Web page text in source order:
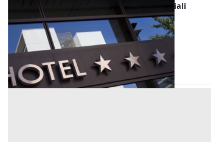
Fabbricati Costruiti per Esigenze Commerciali
all'asta a Tortolì
Tortolì (Nuoro)
Offerta minima
600.000 € 800.000 €
Codice asta:a8ff6262
Asta chiusa